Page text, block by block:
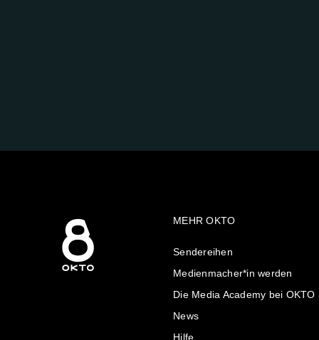
MEHR OKTO
Sendereihen
Medienmacher*in werden
Die Media Academy bei OKTO
News
Hilfe